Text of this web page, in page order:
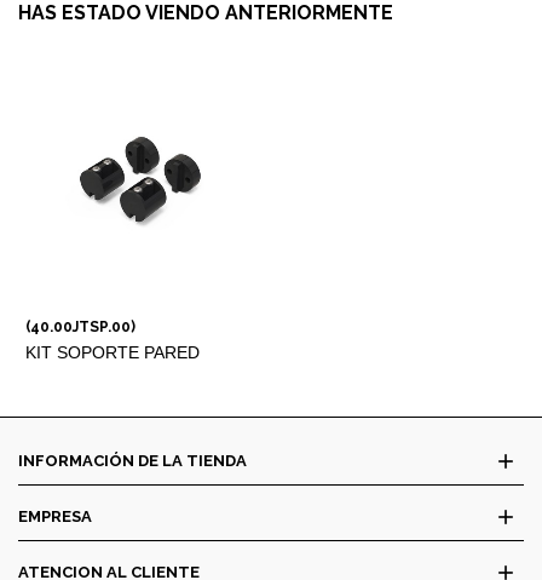
HAS ESTADO VIENDO ANTERIORMENTE
KIT SOPORTE PARED
(40.00JTSP.00)
INFORMACIÓN DE LA TIENDA add
EMPRESA add
ATENCION AL CLIENTE add